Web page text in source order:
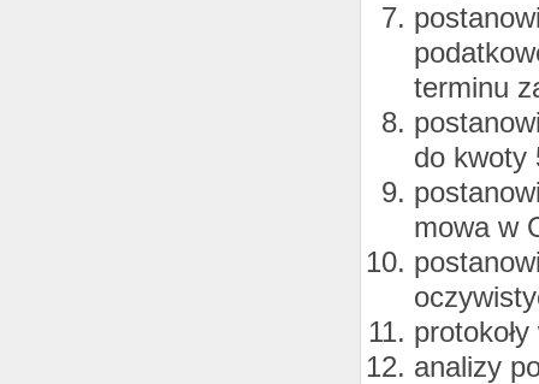
terminu
do kwoty
mowa w
analizy